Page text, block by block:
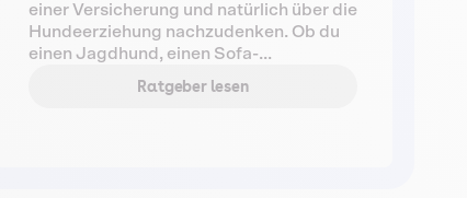
einer Versicherung und natürlich über die
Hundeerziehung nachzudenken. Ob du
einen Jagdhund, einen Sofa-
Champion möchtest – gib deinem Hund
Ratgeber lesen